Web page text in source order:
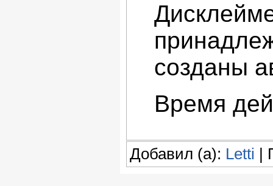
созданы
Время
Добавил (а): Letti |